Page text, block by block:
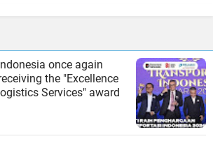
once again
the "Excellence
Services" award